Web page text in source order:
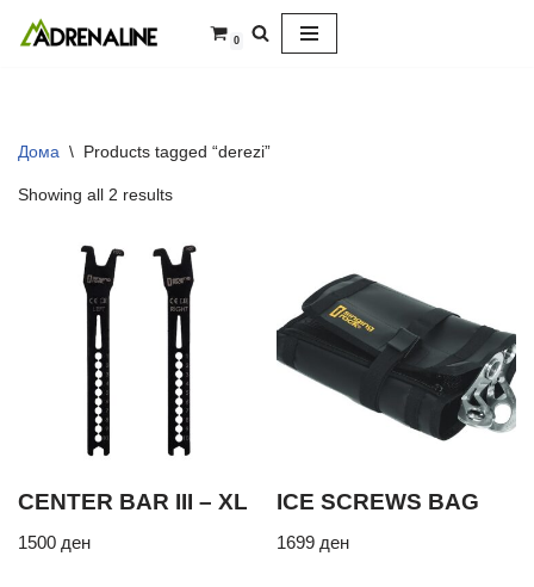
0
Дома \ Products tagged “derezi”
Showing all 2 results
CENTER BAR III – XL
1500 ден
ICE SCREWS BAG
1699 ден